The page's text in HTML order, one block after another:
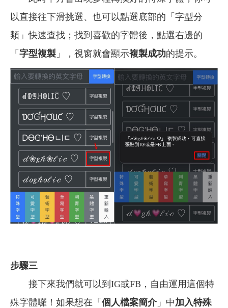
以直接往下滑挑選、也可以點選底部的「字型分
類」快速查找；找到喜歡的字體後，點選右邊的
「 字型複製 」，視窗就會顯示複製成功的提示。
步驟三
接下來我們就可以到IG或FB，自由運用這個特
殊字體囉！如果想在「 個人檔案簡介」中加入特殊